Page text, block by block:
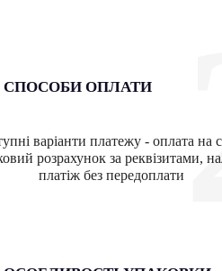
СПОСОБИ ОПЛАТИ
варіанти платежу - оплата на
розрахунок за реквізитами,
платіж без передоплати